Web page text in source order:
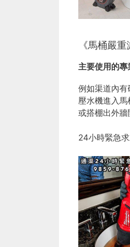
《馬桶嚴重
主要使用的專
例如渠道內
壓水機進入
或搭棚出外牆
24小時緊急